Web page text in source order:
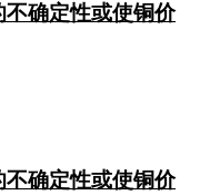
确定性或使铜价
确定性或使铜价